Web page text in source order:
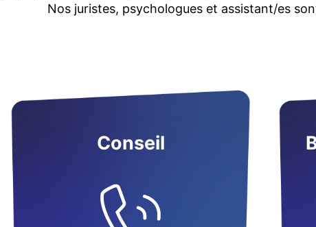
Nos juristes, psychologues et assistant/es
Conseil